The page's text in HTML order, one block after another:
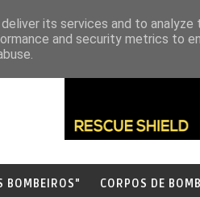
BOMBEIROS" CORPOS DE
its services and to analyze
and security metrics to